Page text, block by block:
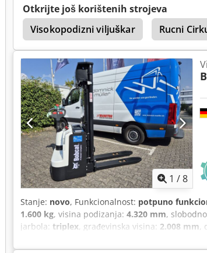
Otkrijte još korištenih strojeva
Visokopodizni viljuškar
Rucni
1 /8
Stanje: novo, Funkcionalnost: potpuno
1.600 kg, visina podizanja: 4.320 mm,
jarbola: triplex, građevinska visina: 2.008 mm,
,